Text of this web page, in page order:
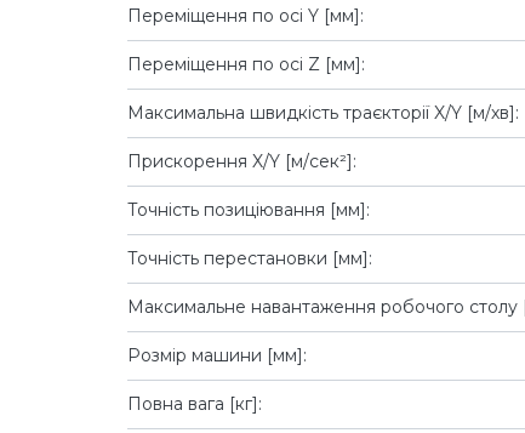
Переміщення по осі Y [мм]:
Переміщення по осі Z [мм]:
Максимальна швидкість траєкторії X/Y [м/хв]:
Прискорення X/Y [м/сек²]:
Точність позиціювання [мм]:
Точність перестановки [мм]:
Максимальне навантаження робочого столу
Розмір машини [мм]:
Повна вага [кг]: